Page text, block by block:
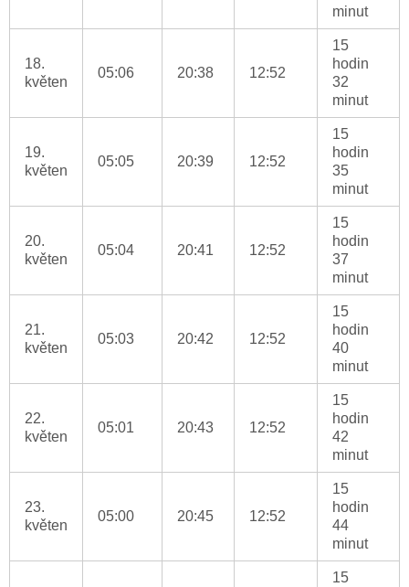
minut
18.
květen
05:06 20:38 12:52
15
hodin
32
minut
19.
květen
05:05 20:39 12:52
15
hodin
35
minut
20.
květen
05:04 20:41 12:52
15
hodin
37
minut
21.
květen
05:03 20:42 12:52
15
hodin
40
minut
22.
květen
05:01 20:43 12:52
15
hodin
42
minut
23.
květen
05:00 20:45 12:52
15
hodin
44
minut
15